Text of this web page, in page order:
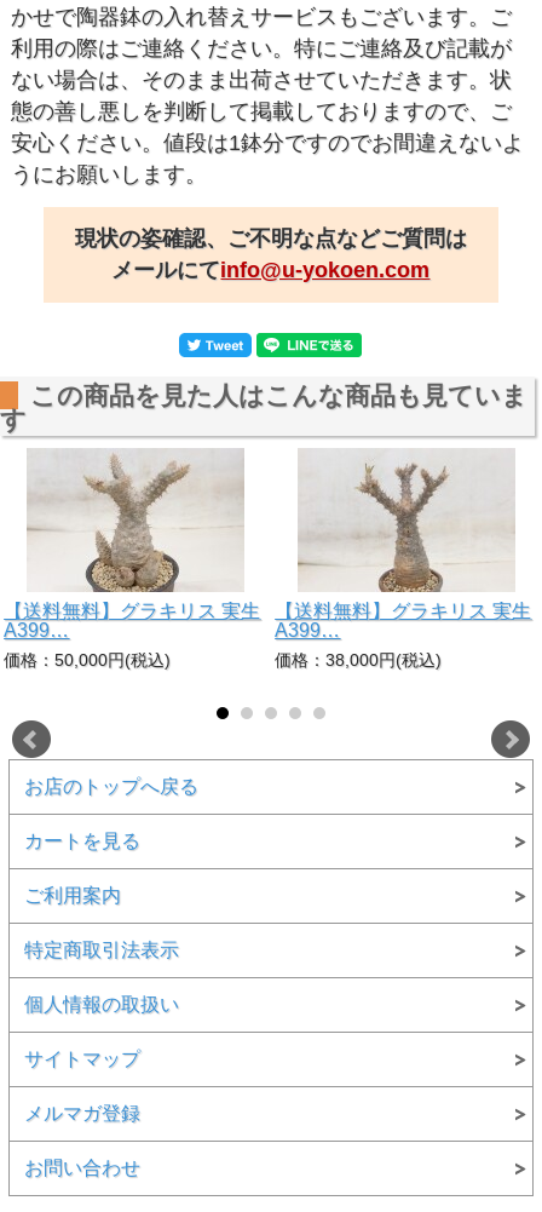
かせで陶器鉢の入れ替えサービスもございます。ご
利用の際はご連絡ください。特にご連絡及び記載が
ない場合は、そのまま出荷させていただきます。状
態の善し悪しを判断して掲載しておりますので、ご
安心ください。値段は1鉢分ですのでお間違えないよ
うにお願いします。
現状の姿確認、ご不明な点などご質問は
メールにてinfo@u-yokoen.com
この商品を見た人はこんな商品も見ていま
す
【送料無料】グラキリス 実生
A399…
価格：50,000円(税込)
【送料無料】グラキリス 実生
A399…
価格：38,000円(税込)
お店のトップへ戻る
カートを見る
ご利用案内
特定商取引法表示
個人情報の取扱い
サイトマップ
メルマガ登録
お問い合わせ